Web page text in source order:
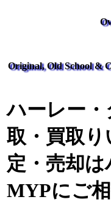
Original, Old School &
ハーレー
取・買取
定・売却
MYPにご